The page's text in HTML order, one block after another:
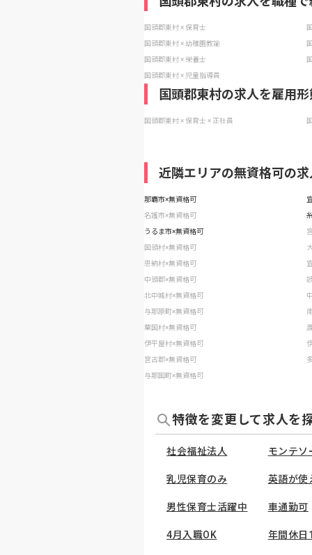
国頭郡東村 × 保育士
国頭郡東村 × 幼稚園教諭
国頭郡東村 × 栄養士
国頭郡東村 × 児童指導員
国頭郡東村の求人を雇用
国頭郡東村 × 保育士 × 正社員
近隣エリアの無資格可の求
那覇市×無資格可
名護市×無資格可
うるま市×無資格可
国頭村×無資格可
恩納村×無資格可
中頭郡×無資格可
北中城村×無資格可
与那原町×無資格可
粟国村×無資格可
伊平屋村×無資格可
宮古郡×無資格可
与那国町×無資格可
特徴を変更して求人を
社会福祉法人 モンテソ
乳児保育のみ 英語が使
男性保育士活躍中 車通勤可
4月入職OK 年間休日